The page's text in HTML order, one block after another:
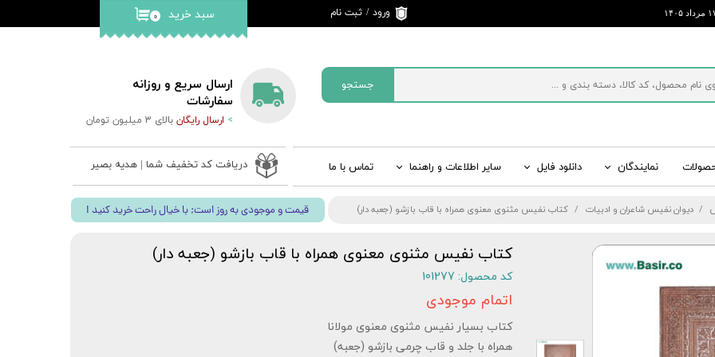
ارسال سریع و روزانه
سفارشات
> ارسال رایگانبالای 3 میلیون تومان
ورود / ثبت نام
تغییر گذر واژه
سفارشات
۰ سبد خرید
قرآن رنگی، کتاب رنگی
مفاتیح الجنان، منتخب ادعیه
سایر کتب نفیس، کتاب نفیس
نمایندگان
ایران
دانلود فایل سایر اطلاعات و راهنما
اطلاعات تماس و ارسال پیام
سایت های رسمی بصیر
لیست قیمت کلی انواع قلم بصیر
تماس با ما دریافت کد تخفیف شما | هدیه بصیر
جستجو
! قیمت و موجودی به روز است; با خیال راحت خرید کنید دیوان نفیس شاعران و ادبیات کتاب نفیس مثنوی معنوی همراه با قاب بازشو (جعبه دار)
کتاب نفیس مثنوی معنوی همراه با قاب بازشو (جعبه دار)
کد محصول: 101277
اتمام موجودی
کتاب بسیار نفیس مثنوی معنوی مولانا
همراه با جلد و قاب چرمی بازشو (جعبه)